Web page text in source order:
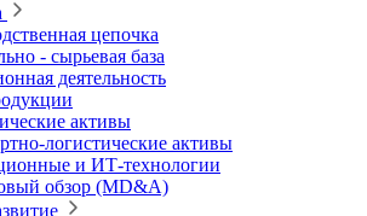
цепочка
‑ сырьевая база
деятельность
активы
логистические активы
и ИТ‑технологии
обзор (MD&A)